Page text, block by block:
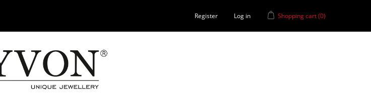
Register Log in Shopping cart(0)